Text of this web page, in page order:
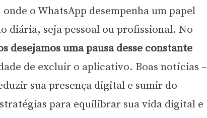
o WhatsApp desempenha um papel
diária, seja pessoal ou profissional. No
desejamos uma pausa desse constante
de excluir o aplicativo. Boas notícias –
sua presença digital e sumir do
para equilibrar sua vida digital e